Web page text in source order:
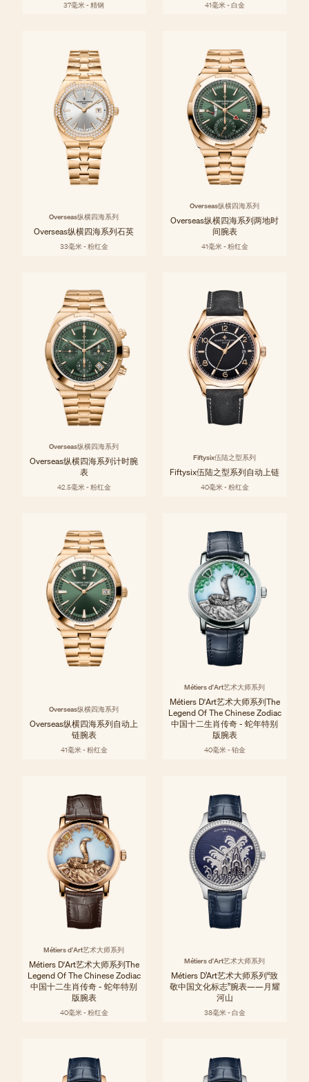
37毫米 - 精钢 41毫米 - 白金
Overseas纵横四海系列
Overseas纵横四海系列石英
33毫米 - 粉红金
Overseas纵横四海系列
Overseas纵横四海系列两地时
间腕表
41毫米 - 粉红金
Overseas纵横四海系列
Overseas纵横四海系列计时腕
表
42.5毫米 - 粉红金
Fiftysix伍陆之型系列
Fiftysix伍陆之型系列自动上链
40毫米 - 粉红金
Overseas纵横四海系列
Overseas纵横四海系列自动上
链腕表
41毫米 - 粉红金
Métiers d'Art艺术大师系列
Métiers D'Art艺术大师系列The
Legend Of The Chinese Zodiac
中国十二生肖传奇 - 蛇年特别
版腕表
40毫米 - 铂金
Métiers d'Art艺术大师系列
Métiers D'Art艺术大师系列The
Legend Of The Chinese Zodiac
中国十二生肖传奇 - 蛇年特别
版腕表
40毫米 - 粉红金
Métiers d'Art艺术大师系列
Métiers D’Art艺术大师系列“致
敬中国文化标志”腕表——月耀
河山
38毫米 - 白金